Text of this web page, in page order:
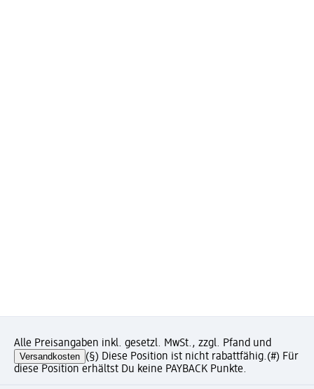
Alle Preisangaben inkl. gesetzl. MwSt., zzgl. Pfand und
Versandkosten (§) Diese Position ist nicht rabattfähig.(#) Für
diese Position erhältst Du keine PAYBACK Punkte.